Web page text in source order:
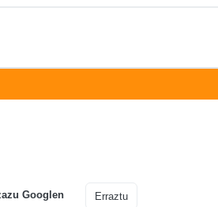
Googlen Erraztu